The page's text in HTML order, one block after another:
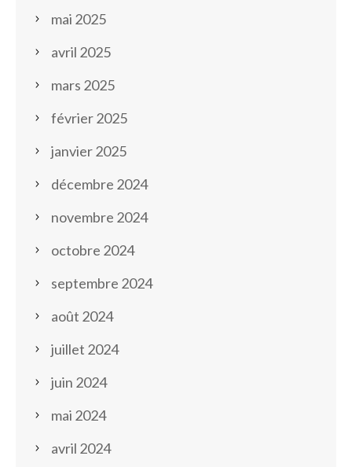
mai 2025
avril 2025
mars 2025
février 2025
janvier 2025
décembre 2024
novembre 2024
octobre 2024
septembre 2024
août 2024
juillet 2024
juin 2024
mai 2024
avril 2024